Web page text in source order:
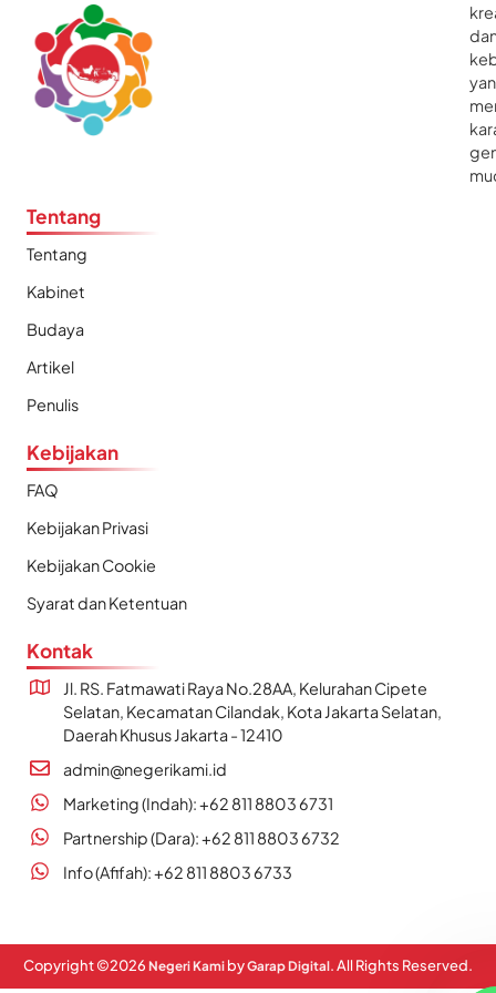
Tentang
Tentang
Kabinet
Budaya
Artikel
Penulis
Kebijakan
FAQ
Kebijakan Privasi
Kebijakan Cookie
Syarat dan Ketentuan
Kontak
Jl. RS. Fatmawati Raya No.28AA, Kelurahan Cipete
Selatan, Kecamatan Cilandak, Kota Jakarta Selatan,
Daerah Khusus Jakarta - 12410
admin@negerikami.id
Marketing (Indah): +62 811 8803 6731
Partnership (Dara): +62 811 8803 6732
Info (Afifah): +62 811 8803 6733
Copyright ©2026 Negeri Kami byGarap Digital. All Rights Reserved.